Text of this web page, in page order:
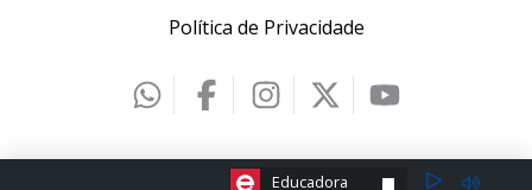
Política de Privacidade
2026 © eLimeira | Desenvolvido por Creative Hut
ESCOLHA A RÁDIO:
Educadora